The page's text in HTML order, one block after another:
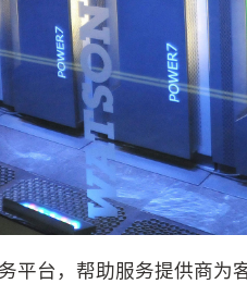
平台，帮助服务提供商为